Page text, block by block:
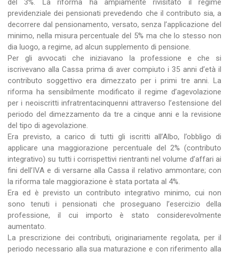
del 3%. La riforma ha ampiamente rivisitato il regime
previdenziale dei pensionati prevedendo che il contributo sia, a
decorrere dal pensionamento, versato, senza l’applicazione del
minimo, nella misura percentuale del 5% ma che lo stesso non
dia luogo, a regime, ad alcun supplemento di pensione.
Per gli avvocati che iniziavano la professione e che si
iscrivevano alla Cassa prima di aver compiuto i 35 anni d’età il
contributo soggettivo era dimezzato per i primi tre anni. La
riforma ha sensibilmente modificato il regime d’agevolazione
per i neoiscritti infratrentacinquenni attraverso l’estensione del
periodo del dimezzamento da tre a cinque anni e la revisione
del tipo di agevolazione.
Era previsto, a carico di tutti gli iscritti all’Albo, l’obbligo di
applicare una maggiorazione percentuale del 2% (contributo
integrativo) su tutti i corrispettivi rientranti nel volume d’affari ai
fini dell’IVA e di versarne alla Cassa il relativo ammontare; con
la riforma tale maggiorazione è stata portata al 4%.
Era ed è previsto un contributo integrativo minimo, cui non
sono tenuti i pensionati che proseguano l’esercizio della
professione, il cui importo è stato considerevolmente
aumentato.
La prescrizione dei contributi, originariamente regolata, per il
periodo necessario alla sua maturazione e con riferimento alla